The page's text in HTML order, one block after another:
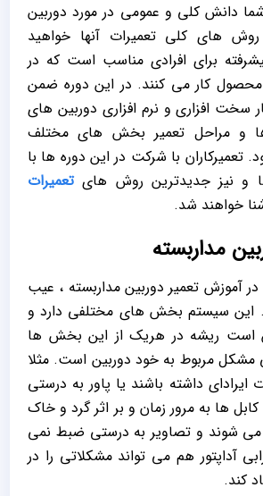
دانش کلی و عمومی در مورد دوربین
های کلی تعمیرات آنها خواهید
برای افرادی مناسب است که در
محصول کار می کنند. در این دوره ضمن
سخت افزاری و نرم افزاری دوربین های
و مراحل تعمیر بخش های مختلف
تعمیرکاران با شرکت در این دوره ها با
و نیز جدیدترین روش هایتعمیرات
خواهند شد.
مداربسته
آموزش تعمیر دوربین مداربسته ، عیب
این سیستم بخش های مختلفی دارد و
است ریشه در هریک از این بخش ها
مشکل مربوط به خود دوربین است. مثلا
داشته باشند یا پاور به درستی
ها به مرور زمان و بر اثر گرد و خاک
می شوند و تصاویر به درستی ضبط نمی
آداپتور هم می تواند مشکلاتی را در
کند.